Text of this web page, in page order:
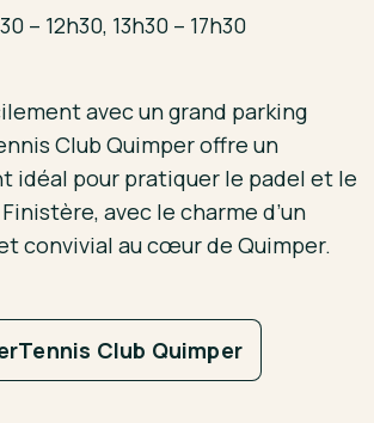
– 12h30, 13h30 – 17h30
avec un grand parking
Club Quimper offre un
idéal pour pratiquer le padel et le
avec le charme d’un
convivial au cœur de Quimper.
Tennis Club Quimper